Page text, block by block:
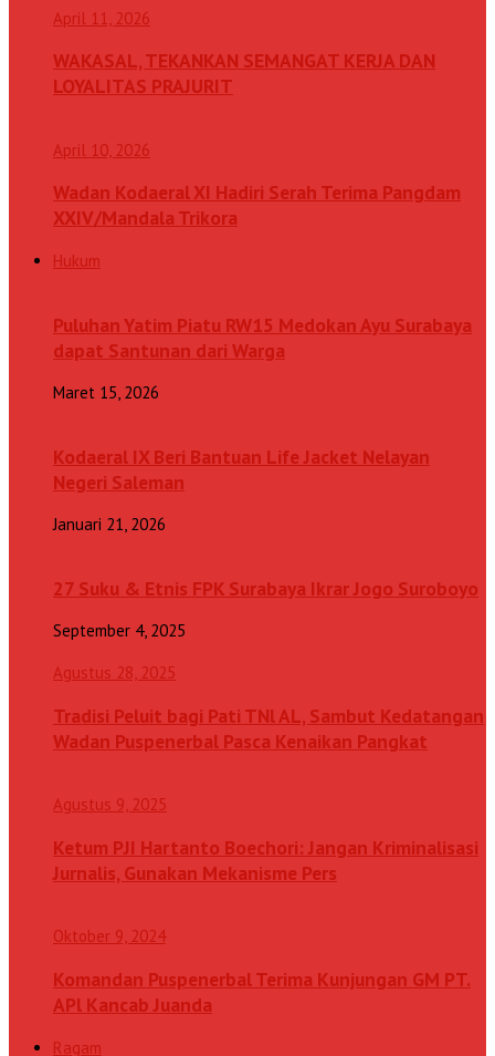
April 11, 2026
WAKASAL, TEKANKAN SEMANGAT KERJA DAN
LOYALITAS PRAJURIT
April 10, 2026
Wadan Kodaeral XI Hadiri Serah Terima Pangdam
XXIV/Mandala Trikora
Hukum
Puluhan Yatim Piatu RW15 Medokan Ayu Surabaya
dapat Santunan dari Warga
Maret 15, 2026
Kodaeral IX Beri Bantuan Life Jacket Nelayan
Negeri Saleman
Januari 21, 2026
27 Suku & Etnis FPK Surabaya Ikrar Jogo Suroboyo
September 4, 2025
Agustus 28, 2025
Tradisi Peluit bagi Pati TNl AL, Sambut Kedatangan
Wadan Puspenerbal Pasca Kenaikan Pangkat
Agustus 9, 2025
Ketum PJI Hartanto Boechori: Jangan Kriminalisasi
Jurnalis, Gunakan Mekanisme Pers
Oktober 9, 2024
Komandan Puspenerbal Terima Kunjungan GM PT.
APl Kancab Juanda
Ragam